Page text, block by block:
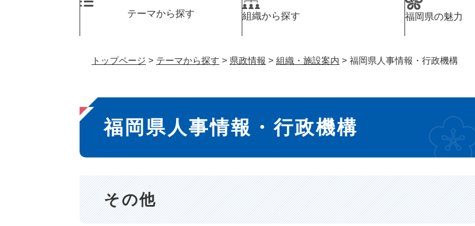
テーマから探す 組織から探す 福岡県の魅力
トップページ > テーマから探す > 県政情報 > 組織・施設案内 > 福岡県人事情報・行政機構
本
文
福岡県人事情報・行政機構
その他